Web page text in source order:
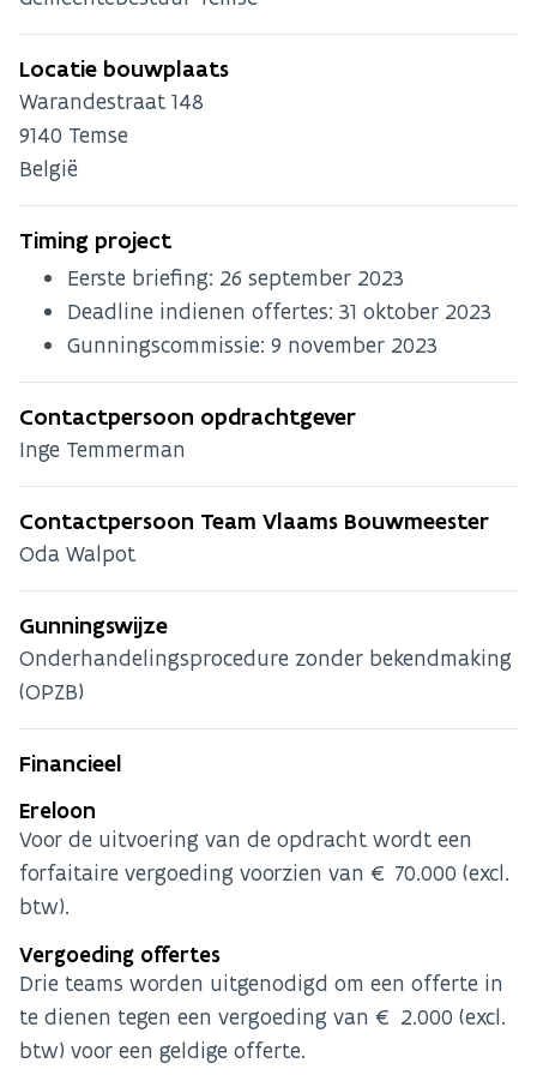
Locatie bouwplaats
Warandestraat 148
9140 Temse
België
Timing project
Eerste briefing: 26 september 2023
Deadline indienen offertes: 31 oktober 2023
Gunningscommissie: 9 november 2023
Contactpersoon opdrachtgever
Inge Temmerman
Contactpersoon Team Vlaams Bouwmeester
Oda Walpot
Gunningswijze
Onderhandelingsprocedure zonder bekendmaking
(OPZB)
Financieel
Ereloon
Voor de uitvoering van de opdracht wordt een
forfaitaire vergoeding voorzien van € 70.000 (excl.
btw).
Vergoeding offertes
Drie teams worden uitgenodigd om een offerte in
te dienen tegen een vergoeding van € 2.000 (excl.
btw) voor een geldige offerte.